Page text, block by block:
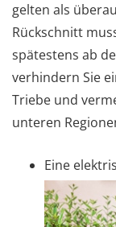
gelten als
Rückschnitt
spätestens ab
verhindern Sie
Triebe und
unteren
Eine